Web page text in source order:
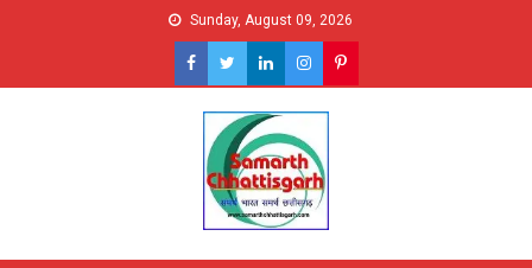
Sunday, August 09, 2026